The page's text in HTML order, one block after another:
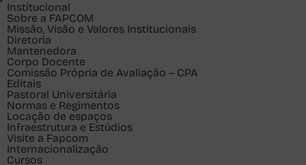
Institucional
Sobre a FAPCOM
Missão, Visão e Valores Institucionais
Diretoria
Mantenedora
Corpo Docente
Comissão Própria de Avaliação – CPA
Editais
Pastoral Universitária
Normas e Regimentos
Locação de espaços
Infraestrutura e Estúdios
Visite a Fapcom
Internacionalização
Cursos